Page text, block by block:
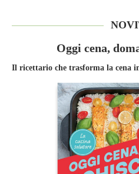
Oggi cena,
Il ricettario che trasforma la cena